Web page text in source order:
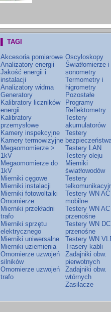
▌ TAGI
Akcesoria pomiarowe
Analizatory energii
Jakość energii i
instalacji
Analizatory widma
Generatory
Kalibratory liczników
energii
Kalibratory
przemysłowe
Kamery inspekcyjne
Kamery termowizyjne
Megaomomierze >
1kV
Megaomomierze do
1kV
Mierniki cęgowe
Mierniki instalacji
Mierniki fotowoltaiki
Omomierze
Mierniki przekładni
trafo
Mierniki sprzętu
elektrycznego
Mierniki uniwersalne
Mierniki uziemienia
Omomierze uzwojeń
silników
Omomierze uzwojeń
trafo
Oscyloskopy
Światłomierze i
sonometry
Termometry i
higrometry
Pozostałe
Programy
Reflektometry
Testery
akumulatorów
Testery
Testery LAN
Testery oleju
Mierniki
światłowodów
Testery
Testery WN AC
mobilne
Testery WN AC
przenośne
Testery WN DC
przenośne
Testery WN
Trasery kabli
Zadajniki obw.
pierwotnych
Zadajniki obw.
wtórnych
Zasilacze